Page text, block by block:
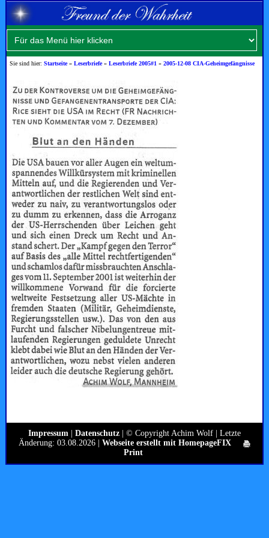
Sie sind hier:Startseite»Leserbriefe»Leserbriefe 2005#1 »2005-12-08 CIA-Geheimgefängnisse
Impressum Datenschutz | © Copyright Achim Wolf | Letzte
Änderung: 03.08.2026 | Webseite erstellt mit HomepageFIX
Print